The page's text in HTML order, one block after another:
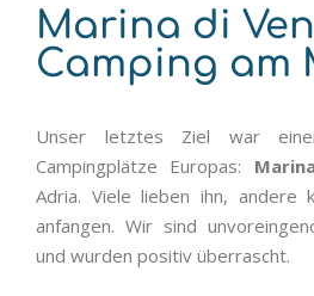
Marina di
Camping am
Unser letztes Ziel war
Campingplätze Europas:
Adria. Viele lieben ihn, andere
anfangen. Wir sind
und wurden positiv überrascht.